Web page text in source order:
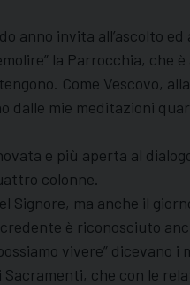
anno invita all’ascolto
la Parrocchia,
Come Vescovo,
dalle mie meditazioni
e più aperta al
colonne.
Signore, ma anche il
è riconosciuto
vivere” dicevano
che con le